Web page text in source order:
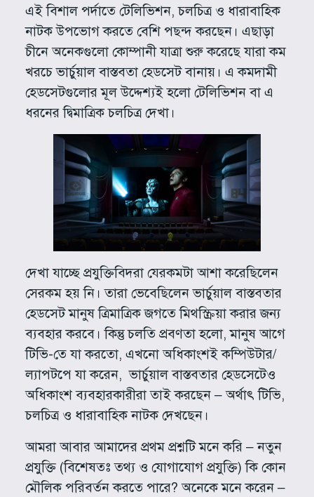
এই বিশাল পর্দাতে টেলিভিশন, চলচিত্র ও ধারাবাহিক
নাটক উপভোগ করতে বেশি পছন্দ করছেন। এছাড়া
চীনে অনেকগুলো কোম্পানী যাত্রা শুরু করেছে যারা কম
খরচে ভার্চুয়াল বাস্তবতা হেডসেট বানায়। এ কমদামী
হেডসেটগুলোর মূল উদ্দেশ্যই হলো টেলিভিশন বা এ
ধরনের দ্বিমাত্রিক চলচিত্র দেখা।
দেখা যাচ্ছে প্রযুক্তিবিদরা যেরকমটা আশা করেছিলেন
সেরকম হয় নি। তারা ভেবেছিলেন ভার্চুয়াল বাস্তবতার
হেডসেট মানুষ ত্রিমাত্রিক জগতে মিথস্ক্রিয়া করার জন্য
ব্যবহার করবে। কিন্তু চলতি প্রবণতা হলো, মানুষ আগে
টিভি-তে যা করতো, এখনো অধিকাংশই কম্পিউটার/
ল্যাপটপে যা করেন, ভার্চুয়াল বাস্তবতার হেডসেটেও
অধিকাংশ ব্যবহারকারীরা তাই করছেন – অর্থাৎ টিভি,
চলচিত্র ও ধারাবাহিক নাটক দেখছেন।
আমরা আবার আমাদের প্রথম প্রশ্নটি মনে করি – নতুন
প্রযুক্তি (বিশেষতঃ তথ্য ও যোগাযোগ প্রযুক্তি) কি কোন
মৌলিক পরিবর্তন করতে পারে? অনেকে মনে করেন –